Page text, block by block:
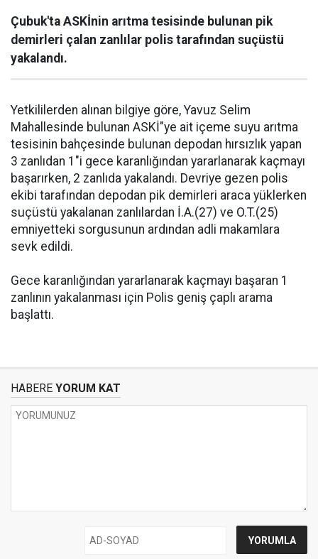
Çubuk'ta ASKİnin arıtma tesisinde bulunan pik
demirleri çalan zanlılar polis tarafından suçüstü
yakalandı.
Yetkililerden alınan bilgiye göre, Yavuz Selim
Mahallesinde bulunan ASKİ"ye ait içeme suyu arıtma
tesisinin bahçesinde bulunan depodan hırsızlık yapan
3 zanlıdan 1"i gece karanlığından yararlanarak kaçmayı
başarırken, 2 zanlıda yakalandı. Devriye gezen polis
ekibi tarafından depodan pik demirleri araca yüklerken
suçüstü yakalanan zanlılardan İ.A.(27) ve O.T.(25)
emniyetteki sorgusunun ardından adli makamlara
sevk edildi.
Gece karanlığından yararlanarak kaçmayı başaran 1
zanlının yakalanması için Polis geniş çaplı arama
başlattı.
HABERE YORUM KAT